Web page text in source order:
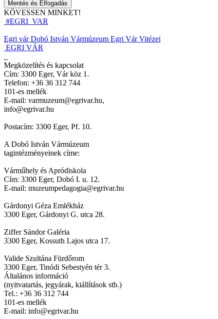
Mentés és Elfogadás
KÖVESSEN MINKET!
#EGRI_VAR
Egri várDobó István Vármúzeum Egri Vár Vitézei
EGRI VÁR
Megközelítés és kapcsolat
Cím: 3300 Eger, Vár köz 1.
Telefon: +36 36 312 744
101-es mellék
E-mail: varmuzeum@egrivar.hu,
info@egrivar.hu
Postacím: 3300 Eger, Pf. 10.
A Dobó István Vármúzeum
tagintézményeinek címe:
Várműhely és Apródiskola
Cím: 3300 Eger, Dobó I. u. 12.
E-mail: muzeumpedagogia@egrivar.hu
Gárdonyi Géza Emlékház
3300 Eger, Gárdonyi G. utca 28.
Ziffer Sándor Galéria
3300 Eger, Kossuth Lajos utca 17.
Valide Szultána Fürdőrom
3300 Eger, Tinódi Sebestyén tér 3.
Általános információ
(nyitvatartás, jegyárak, kiállítások stb.)
Tel.: +36 36 312 744
101-es mellék
E-mail: info@egrivar.hu